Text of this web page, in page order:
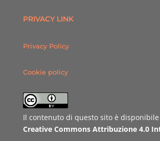
PRIVACY LINK
Privacy Policy
Cookie policy
Il contenuto di questo sito è disponibile
Creative Commons Attribuzione 4.0